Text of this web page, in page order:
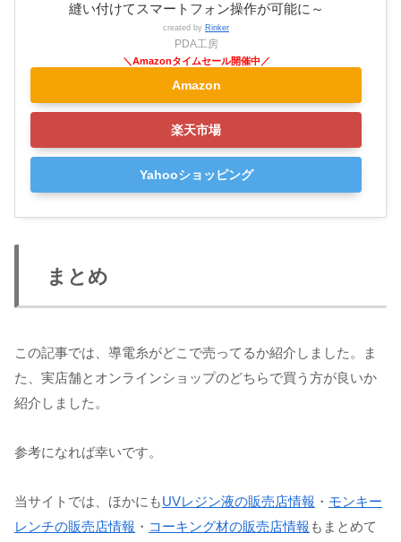
縫い付けてスマートフォン操作が可能に～
created by Rinker
PDA工房
Amazon
楽天市場
Yahooショッピング
まとめ
この記事では、導電糸がどこで売ってるか紹介しました。ま
た、実店舗とオンラインショップのどちらで買う方が良いか
紹介しました。
参考になれば幸いです。
当サイトでは、ほかにもUVレジン液の販売店情報 ・ モンキー
レンチの販売店情報 ・ コーキング材の販売店情報 もまとめて